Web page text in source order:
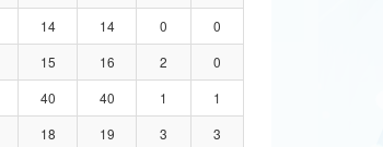
14 14 0
0
15 16 2
0
40 40 1
1
18 19 3
3